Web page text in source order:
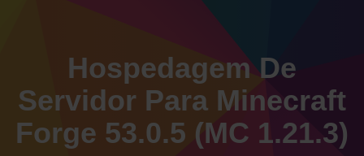
Hospedagem De
Servidor Para Minecraft
Forge 53.0.5 (MC 1.21.3)